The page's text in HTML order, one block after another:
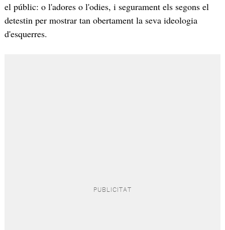
el públic: o l'adores o l'odies, i segurament els segons el
detestin per mostrar tan obertament la seva ideologia
d'esquerres.